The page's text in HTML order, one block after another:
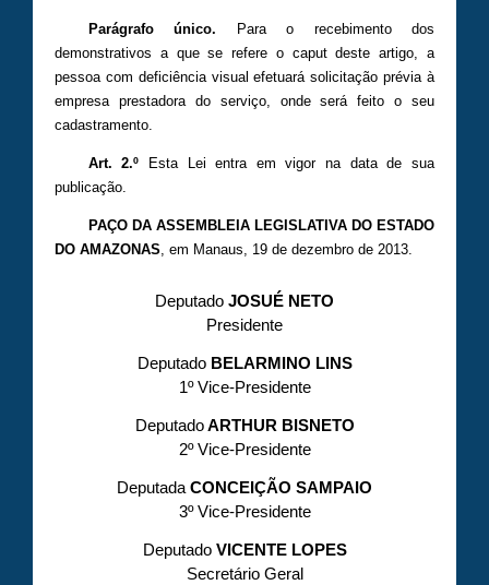
Parágrafo único. Para o recebimento dos
demonstrativos a que se refere o caput deste artigo, a
pessoa com deficiência visual efetuará solicitação prévia à
empresa prestadora do serviço, onde será feito o seu
cadastramento.
Art. 2.º Esta Lei entra em vigor na data de sua
publicação.
PAÇO DA ASSEMBLEIA LEGISLATIVA DO ESTADO
DO AMAZONAS , em Manaus, 19 de dezembro de 2013.
Deputado JOSUÉ NETO
Presidente
DeputadoBELARMINO LINS
1º Vice-Presidente
DeputadoARTHUR BISNETO
2º Vice-Presidente
Deputada CONCEIÇÃO SAMPAIO
3º Vice-Presidente
DeputadoVICENTE LOPES
Secretário Geral